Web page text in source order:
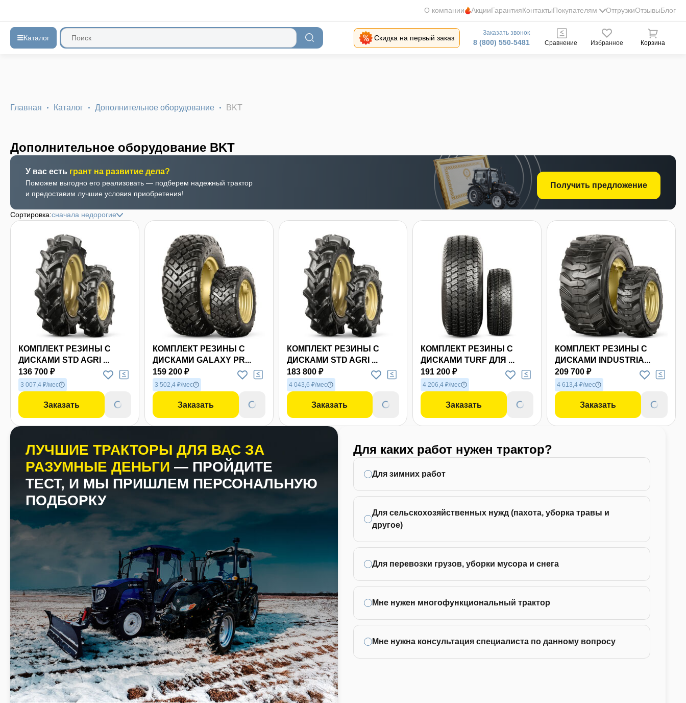
О компании АкцииГарантияКонтактыПокупателям ОтгрузкиОтзывыБлог
Каталог Скидка на первый заказ
Заказать звонок
8 (800) 550-5481 Сравнение Избранное Корзина
Главная Каталог Дополнительное оборудование BKT
Дополнительное оборудование BKT
У вас есть грант на развитие дела?
Поможем выгодно его реализовать — подберем надежный трактор
и предоставим лучшие условия приобретения!
Получить предложение
Сортировка:сначала недорогие
Еще 10 фото
КОМПЛЕКТ РЕЗИНЫ С
ДИСКАМИ STD AGRI ...
136 700 ₽
3 007,4 ₽/мес
Заказать
Еще 8 фото
КОМПЛЕКТ РЕЗИНЫ С
ДИСКАМИ GALAXY PR...
159 200 ₽
3 502,4 ₽/мес
Заказать
Еще 8 фото
КОМПЛЕКТ РЕЗИНЫ С
ДИСКАМИ STD AGRI ...
183 800 ₽
4 043,6 ₽/мес
Заказать
КОМПЛЕКТ РЕЗИНЫ С
ДИСКАМИ TURF ДЛЯ ...
191 200 ₽
4 206,4 ₽/мес
Заказать
КОМПЛЕКТ РЕЗИНЫ С
ДИСКАМИ INDUSTRIA...
209 700 ₽
4 613,4 ₽/мес
Заказать
ЛУЧШИЕ ТРАКТОРЫ ДЛЯ ВАС ЗА
РАЗУМНЫЕ ДЕНЬГИ — ПРОЙДИТЕ
ТЕСТ, И МЫ ПРИШЛЕМ ПЕРСОНАЛЬНУЮ
ПОДБОРКУ
Для каких работ нужен трактор?
Для зимних работ
Для сельскохозяйственных нужд (пахота, уборка травы и
другое)
Для перевозки грузов, уборки мусора и снега
Мне нужен многофункциональный трактор
Мне нужна консультация специалиста по данному вопросу